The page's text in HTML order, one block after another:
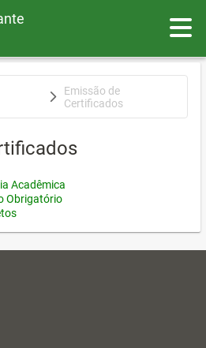
Emissão de
Certificados
Acadêmica
Obrigatório